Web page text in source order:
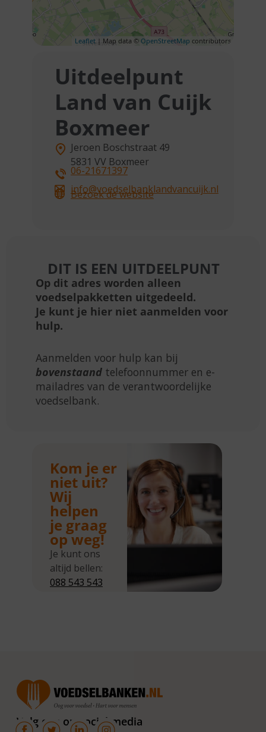
Leaflet | Map data © OpenStreetMap contributors
Uitdeelpunt
Land van Cuijk
Boxmeer
Jeroen Boschstraat 49
5831 VV Boxmeer
06-21671397
info@voedselbanklandvancuijk.nl
Bezoek de website
DIT IS EEN UITDEELPUNT
Op dit adres worden alleen
voedselpakketten uitgedeeld.
Je kunt je hier niet aanmelden voor
hulp.
Aanmelden voor hulp kan bij
bovenstaand telefoonnummer en e-
mailadres van de verantwoordelijke
voedselbank.
Kom je er
niet uit?
Wij
helpen
je graag
op weg!
Je kunt ons
altijd bellen:
088 543 543
van 10.00 –
16.00 uur. Op
de vrijdagen
Volg ons op social media